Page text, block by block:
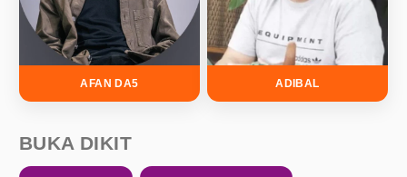
AFAN DA5 ADIBAL
BUKA DIKIT